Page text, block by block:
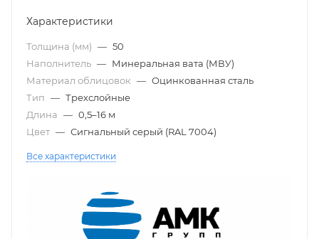
Характеристики
Толщина (мм) — 50
Наполнитель — Минеральная вата (МВУ)
Материал облицовок — Оцинкованная сталь
Тип — Трехслойные
Длина — 0,5–16 м
Цвет — Сигнальный серый (RAL 7004)
Все характеристики